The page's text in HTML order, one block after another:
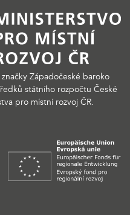
Západočeské baroko
státního rozpočtu České
pro místní rozvoj ČR.